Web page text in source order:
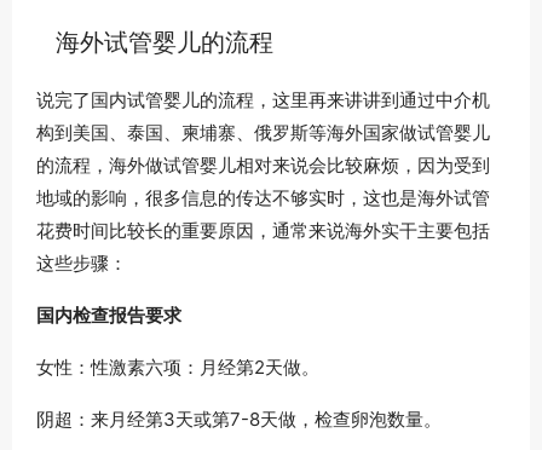
海外试管婴儿的流程
说完了国内试管婴儿的流程，这里再来讲讲到通过中介机
构到美国、泰国、柬埔寨、俄罗斯等海外国家做试管婴儿
的流程，海外做试管婴儿相对来说会比较麻烦，因为受到
地域的影响，很多信息的传达不够实时，这也是海外试管
花费时间比较长的重要原因，通常来说海外实干主要包括
这些步骤：
国内检查报告要求
女性：性激素六项：月经第2天做。
阴超：来月经第3天或第7-8天做，检查卵泡数量。